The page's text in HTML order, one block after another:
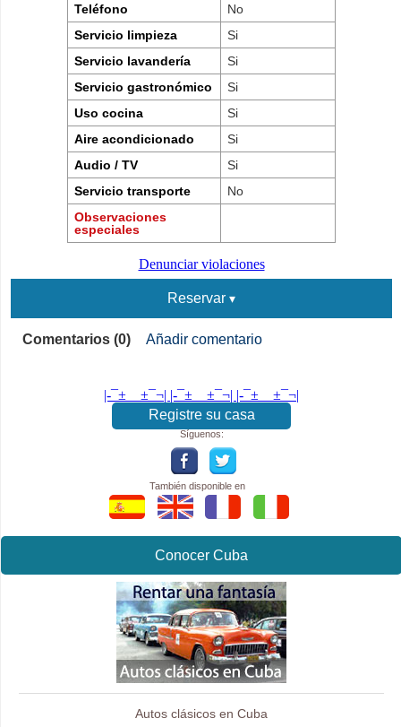
Teléfono
No
Servicio limpieza
Si
Servicio lavandería
Si
Servicio gastronómico
Si
Uso cocina
Si
Aire acondicionado
Si
Audio / TV
Si
Servicio transporte
No
Observaciones
especiales
Denunciar violaciones
Reservar
Comentarios (0) Añadir comentario
|-¯±­__­±¯¬| |-¯±­__­±¯¬| |-¯±­__­±¯¬|
Registre su casa
Síguenos:
También disponible en
Conocer Cuba
Autos clásicos en Cuba